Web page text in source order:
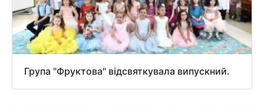
Група "Фруктова" відсвяткувала випускний.